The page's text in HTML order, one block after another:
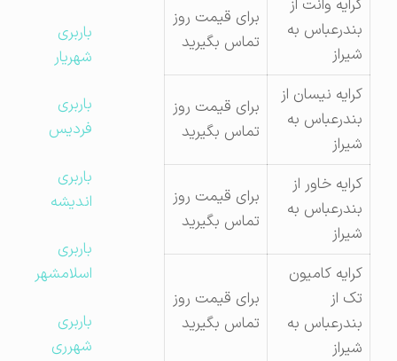
کرایه وانت از
بندرعباس به
شیراز
برای قیمت روز
تماس بگیرید
کرایه نیسان از
بندرعباس به
شیراز
برای قیمت روز
تماس بگیرید
کرایه خاور از
بندرعباس به
شیراز
برای قیمت روز
تماس بگیرید
کرایه کامیون
تک از
بندرعباس به
شیراز
برای قیمت روز
تماس بگیرید
باربری
شهریار
باربری
فردیس
باربری
اندیشه
باربری
اسلامشهر
باربری
شهرری